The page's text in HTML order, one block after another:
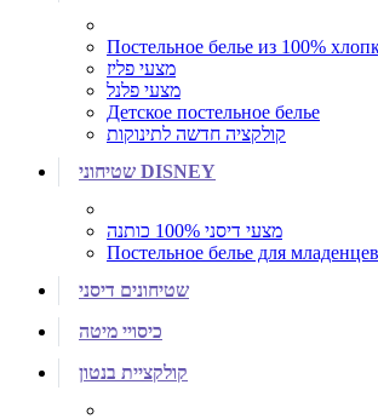
Постельное белье из 100%
מצעי פליז
מצעי פלנל
Детское постельное белье
קולקציה חדשה לתינוקות
שטיחוני DISNEY
מצעי דיסני 100% כותנה
Постельное белье для младенцев
שטיחונים דיסני
כיסויי מיטה
קולקציית בנטון